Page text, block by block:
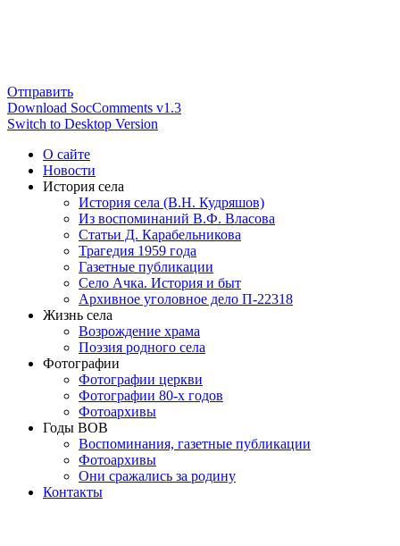
Отправить
Download SocComments v1.3
Switch to Desktop Version
О сайте
Новости
История села
История села (В.Н. Кудряшов)
Из воспоминаний В.Ф. Власова
Статьи Д. Карабельникова
Трагедия 1959 года
Газетные публикации
Село Ачка. История и быт
Архивное уголовное дело П-22318
Жизнь села
Возрождение храма
Поэзия родного села
Фотографии
Фотографии церкви
Фотографии 80-х годов
Фотоархивы
Годы ВОВ
Воспоминания, газетные публикации
Фотоархивы
Они сражались за родину
Контакты